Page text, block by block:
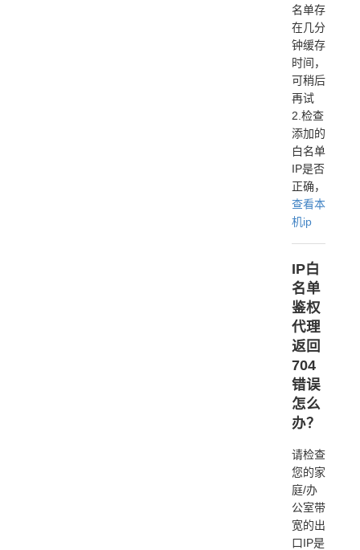
名单存
在几分
钟缓存
时间，
可稍后
再试
2.检查
添加的
白名单
IP是否
正确，
查看本
机ip
IP白
名单
鉴权
代理
返回
704
错误
怎么
办？
请检查
您的家
庭/办
公室带
宽的出
口IP是